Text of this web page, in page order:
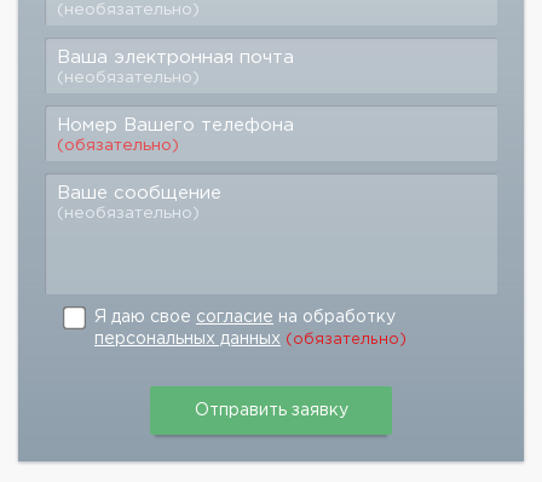
(необязательно)
Ваша электронная почта
(необязательно)
Номер Вашего телефона
(обязательно)
Ваше сообщение
(необязательно)
Я даю свое согласие на обработку
персональных данных (обязательно)